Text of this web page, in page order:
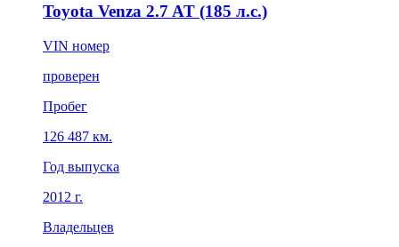
Toyota Venza 2.7 AT (185 л.с.)
VIN номер
проверен
Пробег
126 487 км.
Год выпуска
2012 г.
Владельцев